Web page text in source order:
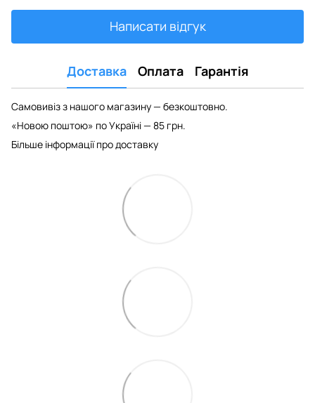
Написати відгук
Доставка Оплата Гарантія
Самовивіз з нашого магазину — безкоштовно.
«Новою поштою» по Україні — 85 грн.
Більше інформації про доставку